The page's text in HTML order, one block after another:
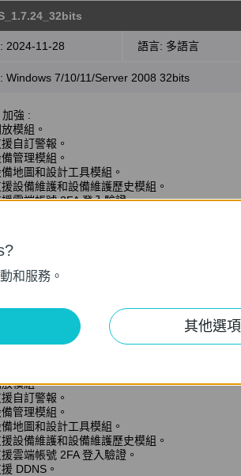
2024-11-28 語言: 多語言
Windows 7/10/11/Server 2008 32bits
強 :
模組。
自訂警報。
管理模組。
地圖和設計工具模組。
設備維護和設備維護歷史模組。
雲端帳號 2FA 登入驗證。
: Windows 7/10/11/Server 2008 64bits
模組。
自訂警報。
管理模組。
地圖和設計工具模組。
設備維護和設備維護歷史模組。
雲端帳號 2FA 登入驗證。
DDNS。
和服務。
其他選項